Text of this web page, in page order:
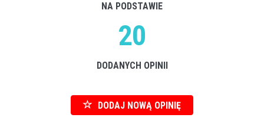
NA PODSTAWIE
20
DODANYCH OPINII
DODAJ NOWĄ OPINIĘ